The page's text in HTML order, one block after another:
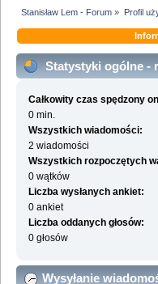
Stanisław Lem - Forum » Profil
Statystyki ogólne -
Całkowity czas spędzony
0 min.
Wszystkich wiadomości:
2 wiadomości
Wszystkich rozpoczętych
0 wątków
Liczba wysłanych ankiet:
0 ankiet
Liczba oddanych głosów:
0 głosów
Wysyłanie